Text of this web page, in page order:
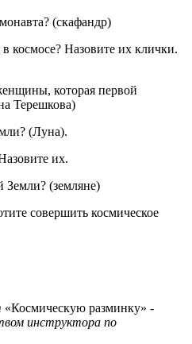
(скафандр)
космосе? Назовите их клички.
которая первой
Терешкова)
(Луна).
их.
Земли? (земляне)
совершить космическое
«Космическую разминку» -
инструктора по